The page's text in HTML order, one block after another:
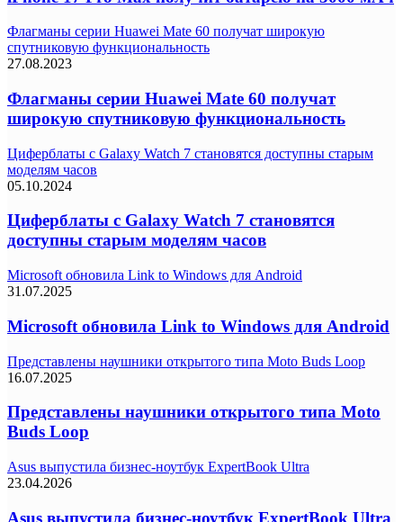
Флагманы серии Huawei Mate 60 получат широкую
спутниковую функциональность
27.08.2023
Флагманы серии Huawei Mate 60 получат
широкую спутниковую функциональность
Циферблаты с Galaxy Watch 7 становятся доступны старым
моделям часов
05.10.2024
Циферблаты с Galaxy Watch 7 становятся
доступны старым моделям часов
Microsoft обновила Link to Windows для Android
31.07.2025
Microsoft обновила Link to Windows для Android
Представлены наушники открытого типа Moto Buds Loop
16.07.2025
Представлены наушники открытого типа Moto
Buds Loop
Asus выпустила бизнес-ноутбук ExpertBook Ultra
23.04.2026
Asus выпустила бизнес-ноутбук ExpertBook Ultra